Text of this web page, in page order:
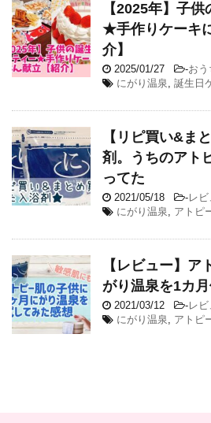
【2025年】子
★手作りケーキ
介】
2025/01/27 -おう
にがり温泉, 誕生日
【リピ買い&ま
剤。うちのアト
ってた
2021/05/18 -レ
にがり温泉, アトピ
【レビュー】ア
がり温泉を1カ
2021/03/12 -レ
にがり温泉, アトピ